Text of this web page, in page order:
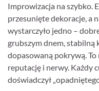
Improwizacja na szybko.
przesunięte dekoracje, a
wystarczyło jedno –
grubszym dnem,
dopasowaną pokrywą.
reputację i nerwy. Każdy
doświadczył